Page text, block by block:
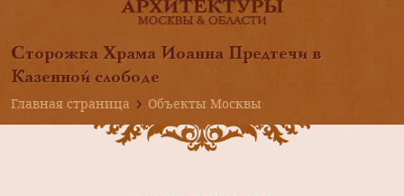
Сторожка Храма Иоанна Предтечи в
Казенной слободе
Главная страница
Объекты Москвы